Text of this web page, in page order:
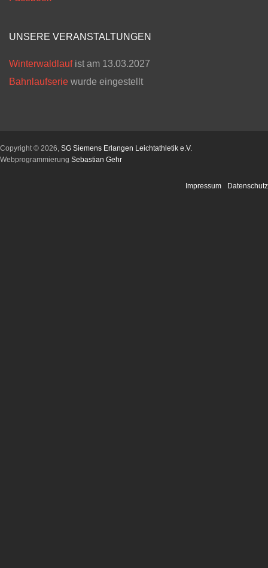
UNSERE VERANSTALTUNGEN
Winterwaldlaufist am 13.03.2027
Bahnlaufserie wurde eingestellt
Copyright © 2026, SG Siemens Erlangen Leichtathletik e.V.
Webprogrammierung Sebastian Gehr
Impressum Datenschutz